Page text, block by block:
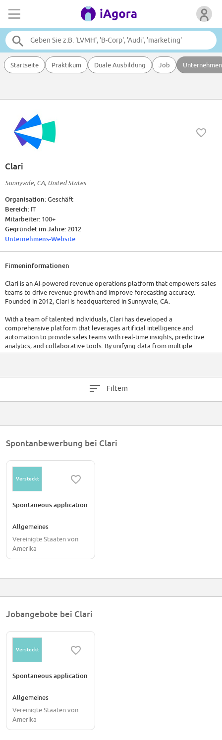
Startseite Praktikum Duale Ausbildung Job Unternehmen
Clari
Sunnyvale, CA, United States
Organisation:Geschäft
Bereich: IT
Mitarbeiter: 100+
Gegründet im Jahre: 2012
Unternehmens-Website
Firmeninformationen
Clari is an AI-powered revenue operations platform that empowers sales
teams to drive revenue growth and improve forecasting accuracy.
Founded in 2012, Clari is headquartered in Sunnyvale, CA.
With a team of talented individuals, Clari has developed a
comprehensive platform that leverages artificial intelligence and
automation to provide sales teams with real-time insights, predictive
analytics, and collaborative tools. By unifying data from multiple
sources, Clari helps sales teams streamline their processes, prioritize
Clari has a dedicated workforce of over 500 employees, committed to
Filtern
Spontanbewerbung bei Clari
Versteckt
Spontaneous application
Allgemeines
Vereinigte Staaten von
Amerika
Jobangebote bei Clari
Versteckt
Spontaneous application
Allgemeines
Vereinigte Staaten von
Amerika